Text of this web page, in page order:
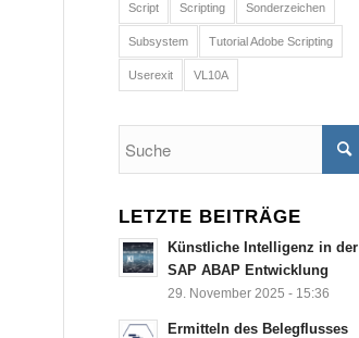
Script Scripting Sonderzeichen
Subsystem Tutorial Adobe Scripting
Userexit VL10A
LETZTE BEITRÄGE
Künstliche Intelligenz in der
SAP ABAP Entwicklung
29. November 2025 - 15:36
Ermitteln des Belegflusses